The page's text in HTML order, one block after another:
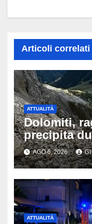
Articoli correlati
ATTUALITÀ
Dolomiti,
precipita
Latemar
AGO 6, 2026
ATTUALITÀ